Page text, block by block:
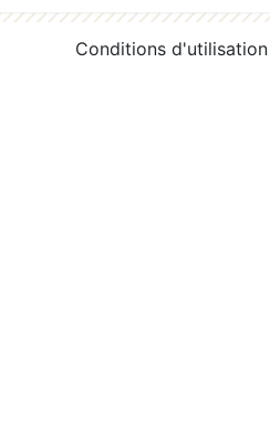
Conditions d'utilisation